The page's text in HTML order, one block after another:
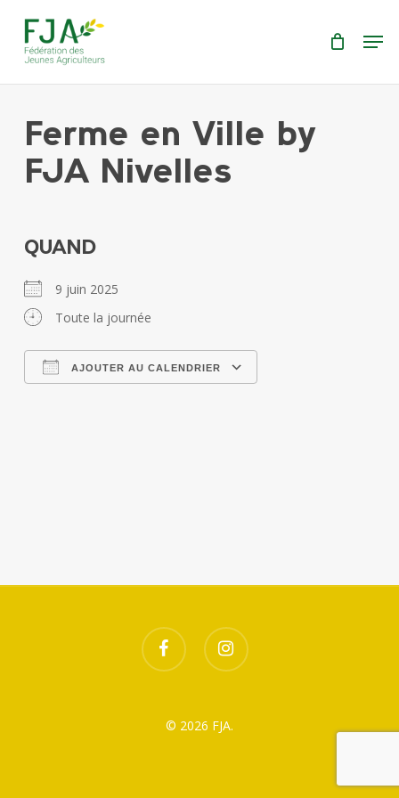
main
content
Ferme en Ville by
FJA Nivelles
QUAND
9 juin 2025
Toute la journée
AJOUTER AU CALENDRIER
facebook instagram
© 2026 FJA.